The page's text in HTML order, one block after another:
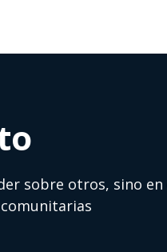
sobre otros, sino en